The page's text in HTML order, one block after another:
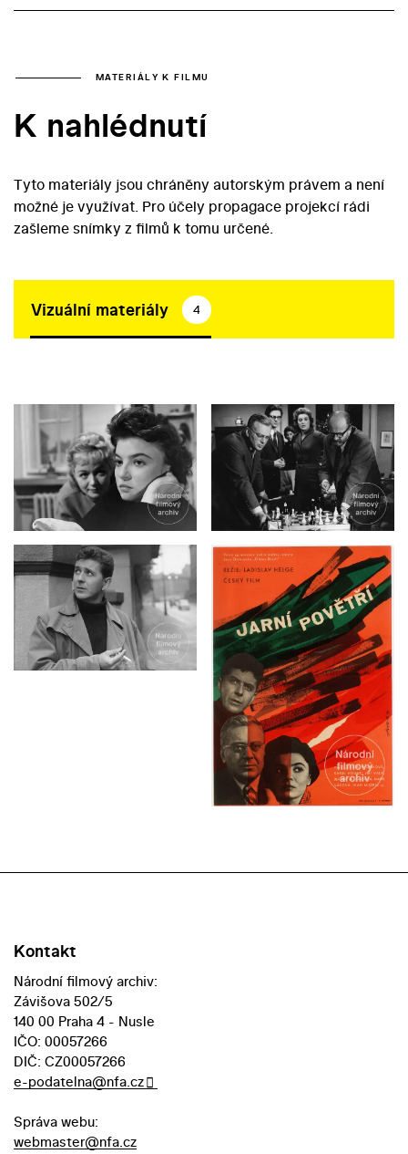
MATERIÁLY K FILMU
K nahlédnutí
Tyto materiály jsou chráněny autorským právem a není
možné je využívat. Pro účely propagace projekcí rádi
zašleme snímky z filmů k tomu určené.
Vizuální materiály 4
Kontakt
Národní filmový archiv:
Závišova 502/5
140 00 Praha 4 - Nusle
IČO: 00057266
DIČ: CZ00057266
e-podatelna@nfa.cz
Správa webu:
webmaster@nfa.cz